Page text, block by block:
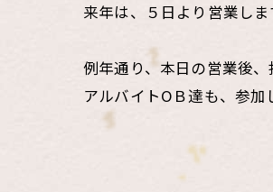
来年は、５日より営業しま
例年通り、本日の営業後、
アルバイトOＢ達も、参加